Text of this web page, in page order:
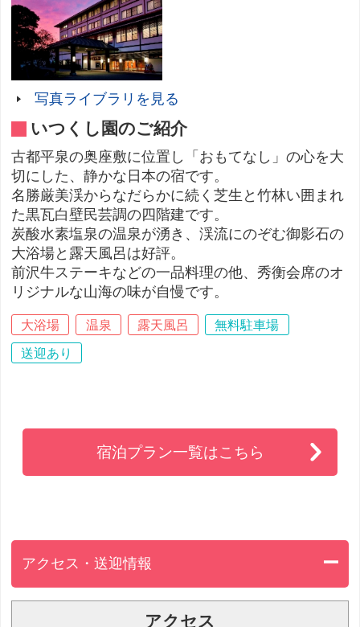
写真ライブラリを見る
いつくし園のご紹介
古都平泉の奥座敷に位置し「おもてなし」の心を大
切にした、静かな日本の宿です。
名勝厳美渓からなだらかに続く芝生と竹林い囲まれ
た黒瓦白壁民芸調の四階建です。
炭酸水素塩泉の温泉が湧き、渓流にのぞむ御影石の
大浴場と露天風呂は好評。
前沢牛ステーキなどの一品料理の他、秀衡会席のオ
リジナルな山海の味が自慢です。
大浴場 温泉 露天風呂
無料駐車場
送迎あり
宿泊プラン一覧はこちら
アクセス・送迎情報
アクセス